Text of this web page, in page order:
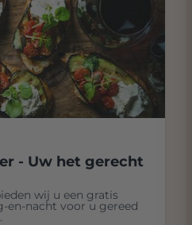
- Uw het gerecht
wij u een gratis
en-nacht voor u gereed